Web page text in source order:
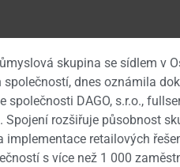
skupina se sídlem v
dnes oznámila
DAGO, s.r.o.,
rozšiřuje působnost
retailových
s více než 1 000